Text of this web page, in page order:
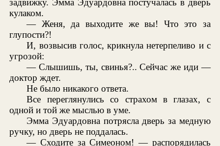
задвижку. Эмма Эдуардовна постучалась в дверь
кулаком.
— Женя, да выходите же вы! Что это за
глупости?!
И, возвысив голос, крикнула нетерпеливо и с
угрозой:
— Слышишь, ты, свинья?.. Сейчас же иди —
доктор ждет.
Не было никакого ответа.
Все переглянулись со страхом в глазах, с
одной и той же мыслью в уме.
Эмма Эдуардовна потрясла дверь за медную
ручку, но дверь не поддалась.
— Сходите за Симеоном! — распорядилась